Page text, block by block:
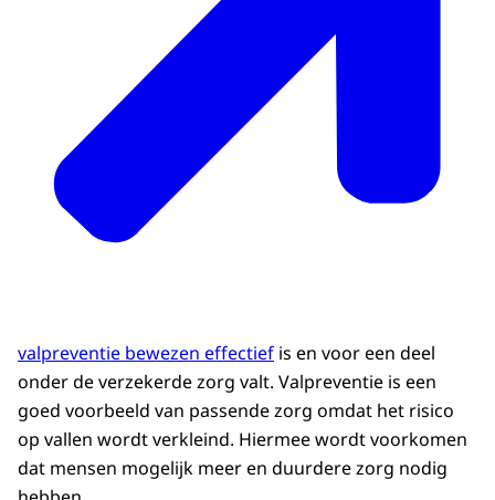
valpreventie bewezen effectief is en voor een deel
onder de verzekerde zorg valt. Valpreventie is een
goed voorbeeld van passende zorg omdat het risico
op vallen wordt verkleind. Hiermee wordt voorkomen
dat mensen mogelijk meer en duurdere zorg nodig